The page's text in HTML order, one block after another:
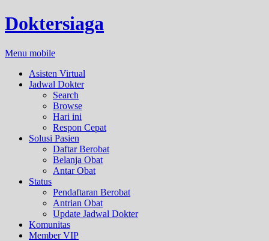
Doktersiaga
Menu mobile
Asisten Virtual
Jadwal Dokter
Search
Browse
Hari ini
Respon Cepat
Solusi Pasien
Daftar Berobat
Belanja Obat
Antar Obat
Status
Pendaftaran Berobat
Antrian Obat
Update Jadwal Dokter
Komunitas
Member VIP